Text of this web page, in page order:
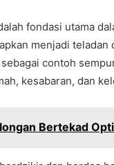
fondasi utama
menjadi
contoh
kesabaran, dan
Bertekad